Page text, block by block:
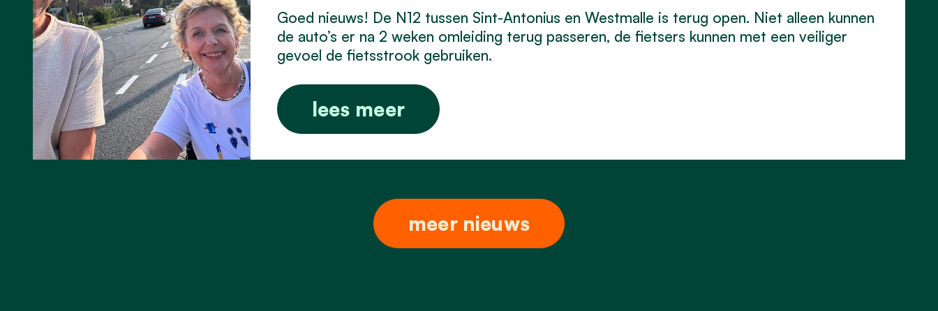
Goed nieuws! De N12 tussen Sint-Antonius en Westmalle is terug open. Niet alleen kunnen
de auto’s er na 2 weken omleiding terug passeren, de fietsers kunnen met een veiliger
gevoel de fietsstrook gebruiken.
lees meer
meer nieuws